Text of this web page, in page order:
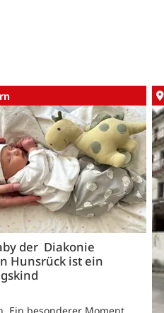
der Diakonie
Hunsrück ist ein